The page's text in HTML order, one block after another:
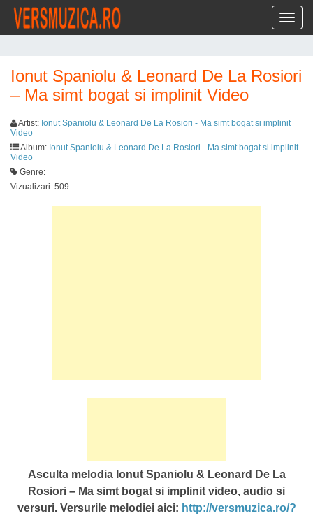
Ionut Spaniolu & Leonard De La Rosiori
– Ma simt bogat si implinit Video
Artist: Ionut Spaniolu & Leonard De La Rosiori - Ma simt bogat si implinit
Video
Album: Ionut Spaniolu & Leonard De La Rosiori - Ma simt bogat si implinit
Video
Genre:
Vizualizari: 509
Asculta melodia Ionut Spaniolu & Leonard De La
Rosiori – Ma simt bogat si implinit video, audio si
versuri. Versurile melodiei aici: http://versmuzica.ro/?